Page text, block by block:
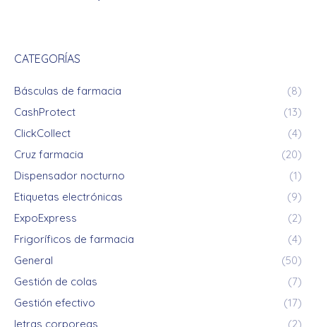
CATEGORÍAS
Básculas de farmacia
(8)
CashProtect
(13)
ClickCollect
(4)
Cruz farmacia
(20)
Dispensador nocturno
(1)
Etiquetas electrónicas
(9)
ExpoExpress
(2)
Frigoríficos de farmacia
(4)
General
(50)
Gestión de colas
(7)
Gestión efectivo
(17)
letras corporeas
(2)